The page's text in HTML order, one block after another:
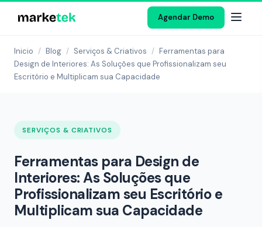
Agendar Demo
Inicio / Blog / Serviços & Criativos / Ferramentas para
Design de Interiores: As Soluções que Profissionalizam seu
Escritório e Multiplicam sua Capacidade
SERVIÇOS & CRIATIVOS
Ferramentas para Design de
Interiores: As Soluções que
Profissionalizam seu Escritório e
Multiplicam sua Capacidade